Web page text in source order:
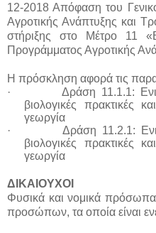
12-2018Απόφαση του
Αγροτικής Ανάπτυξης και
στήριξης στο
Μέτρο 11
Προγράμματος Αγροτικής
Η πρόσκληση αφορά τις
·
Δράση 11.1.1:
βιολογικές πρακτικές
γεωργία
·
Δράση 11.2.1:
βιολογικές πρακτικές
γεωργία
ΔΙΚΑΙΟΥΧΟΙ
Φυσικά και νομικά
προσώπων, τα οποία είναι